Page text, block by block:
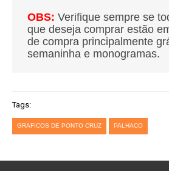
OBS: Verifique sempre se
que deseja comprar estão
de compra principalmente
semaninha e monogramas.
Tags:
GRAFICOS DE PONTO CRUZ PALHACO